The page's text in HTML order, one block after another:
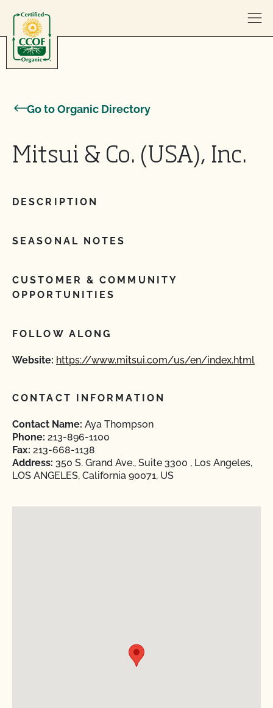
Go to Organic Directory
Mitsui & Co. (USA), Inc.
DESCRIPTION
SEASONAL NOTES
CUSTOMER & COMMUNITY
OPPORTUNITIES
FOLLOW ALONG
Website: https://www.mitsui.com/us/en/index.html
CONTACT INFORMATION
Contact Name: Aya Thompson
Phone: 213-896-1100
Fax: 213-668-1138
Address: 350 S. Grand Ave., Suite 3300 , Los Angeles,
LOS ANGELES, California 90071, US